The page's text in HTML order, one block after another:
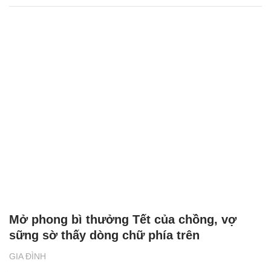
GIA ĐÌNH
Mở phong bì thưởng Tết của chồng, vợ
sững sờ thấy dòng chữ phía trên